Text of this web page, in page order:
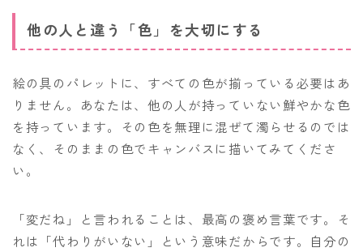
他の人と違う「色」を大切にする
絵の具のパレットに、すべての色が揃っている必要はあ
りません。あなたは、他の人が持っていない鮮やかな色
を持っています。その色を無理に混ぜて濁らせるのでは
なく、そのままの色でキャンバスに描いてみてくださ
い。
「変だね」と言われることは、最高の褒め言葉です。そ
れは「代わりがいない」という意味だからです。自分の